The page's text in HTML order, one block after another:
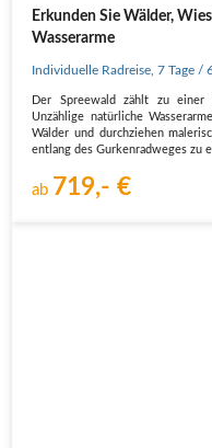
Erkunden Sie Wälder,
Wasserarme
Individuelle Radreise,7 Tage/
Der Spreewald zählt zu einer
Unzählige natürliche
Wälder und durchziehen
entlang des Gurkenradweges zu
ab 719,- €